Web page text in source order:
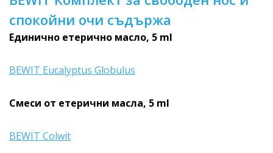
спокойни очи съдържа
Единично етерично масло, 5 ml
BEWIT Eucalyptus Globulus
Смеси от етерични масла, 5 ml
BEWIT Colwit